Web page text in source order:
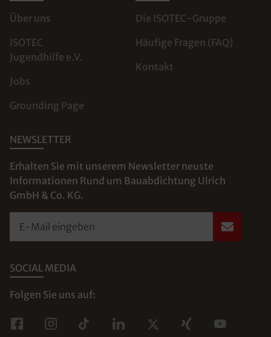
Über uns
ISOTEC
Jugendhilfe e.V.
Jobs
Grounding Page
Die ISOTEC-Gruppe
Häufige Fragen (FAQ)
Kontakt
NEWSLETTER
Erhalten Sie mit unserem Newsletter neuste
Informationen Rund um Bauabdichtung Ulrich
GmbH & Co. KG.
E-Mail eingeben
SOCIAL MEDIA
Folgen Sie uns auf: